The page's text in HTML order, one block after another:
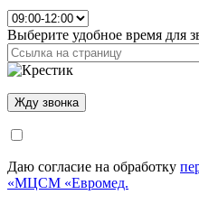
Выберите удобное время для
Даю согласие на обработку
«МЦСМ «Евромед.